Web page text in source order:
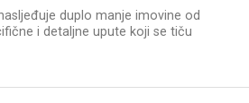
duplo manje imovine od
i detaljne upute koji se tiču